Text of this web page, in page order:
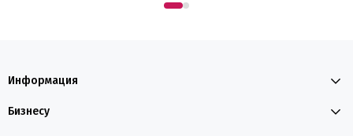
Информация
Бизнесу